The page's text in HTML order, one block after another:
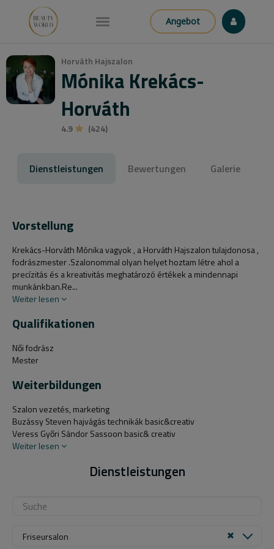
Angebot
Horváth Hajszalon
Mónika Krekács-
Horváth
4.9 (424)
Dienstleistungen Bewertungen Galerie
Vorstellung
Krekács-Horváth Mónika vagyok , a Horváth Hajszalon tulajdonosa ,
fodrászmester .Szalonommal olyan helyet hoztam létre ahol a
precízitás és a kreativitás meghatározó értékek a mindennapi
munkánkban.Re...
Weiter lesen
Qualifikationen
Női fodrász
Mester
Weiterbildungen
Szalon vezetés, marketing
Buzássy Steven hajvágás technikák basic&creativ
Veress Győri Sándor Sassoon basic& creativ
Weiter lesen
Dienstleistungen
Friseursalon